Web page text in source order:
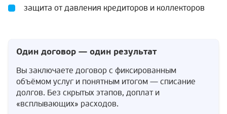
защита от давления кредиторов и коллекторов
Один договор — один результат
Вы заключаете договор с фиксированным
объёмом услуг и понятным итогом — списание
долгов. Без скрытых этапов, доплат и
«всплывающих» расходов.